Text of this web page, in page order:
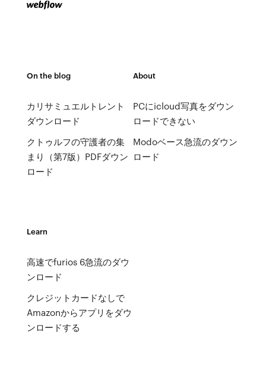
On the blog
カリサミュエルトレント
ダウンロード
クトゥルフの守護者の集
まり（第7版）PDFダウン
ロード
About
PCにicloud写真をダウン
ロードできない
Modoベース急流のダウン
ロード
Learn
高速でfurios 6急流のダウ
ンロード
クレジットカードなしで
Amazonからアプリをダウ
ンロードする